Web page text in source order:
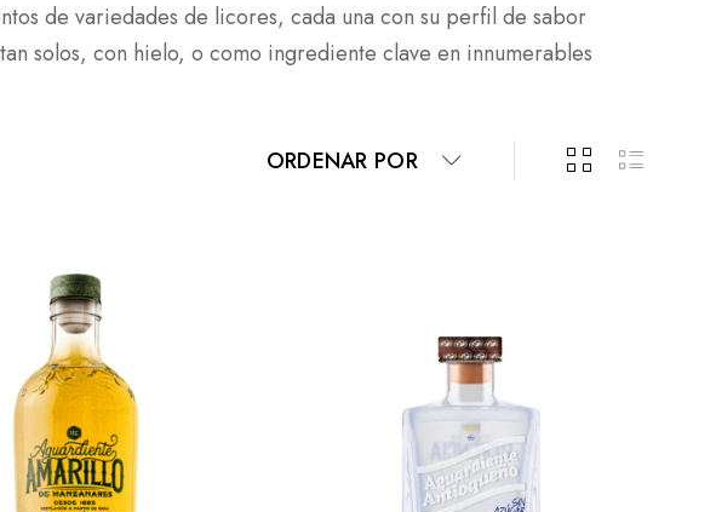
de variedades de licores, cada una con su perfil de sabor
solos, con hielo, o como ingrediente clave en innumerables
ORDENAR POR